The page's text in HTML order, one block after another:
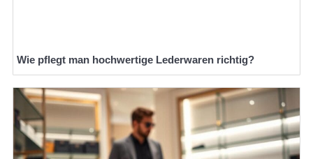
Wie pflegt man hochwertige Lederwaren richtig?